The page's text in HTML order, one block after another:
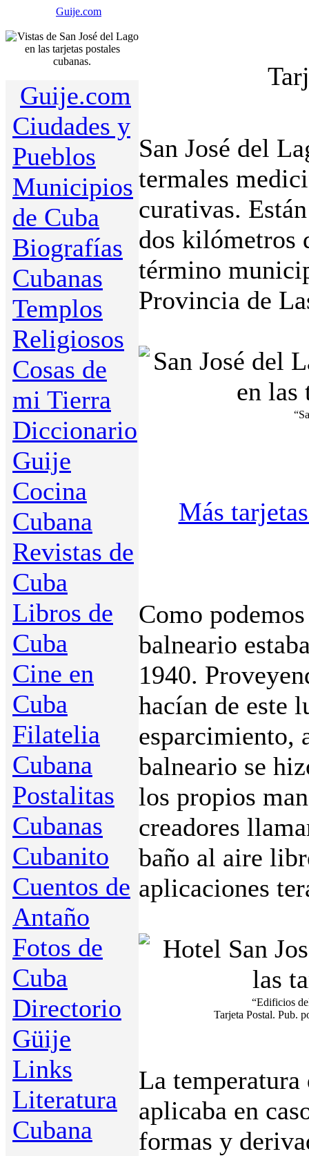
Guije.com
Guije.com
Ciudades y
Pueblos
Municipios
de Cuba
Biografías
Cubanas
Templos
Religiosos
Cosas de
mi Tierra
Diccionario
Guije
Cocina
Cubana
Revistas de
Cuba
Libros de
Cuba
Cine en
Cuba
Filatelia
Cubana
Postalitas
Cubanas
Cubanito
Cuentos de
Antaño
Fotos de
Cuba
Directorio
Güije
Links
Literatura
Cubana
San José del
termales
curativas.
dos kilómetros
término
Provincia de
Más
Como
balneario
1940.
hacían de este
esparcimiento,
balneario se
los propios
creadores
baño al aire
aplicaciones
“Edificios
Tarjeta Postal. Pub.
La temperatura
aplicaba en
formas y